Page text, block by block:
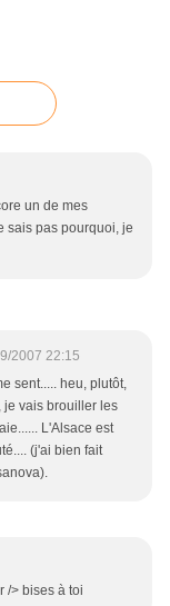
un de mes
sais pas pourquoi, je
2007 22:15
sent..... heu, plutôt,
je vais brouiller les
L'Alsace est
(j'ai bien fait
/> bises à toi